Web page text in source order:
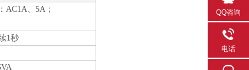
AC1A、5A；
1秒
QQ咨询
电话